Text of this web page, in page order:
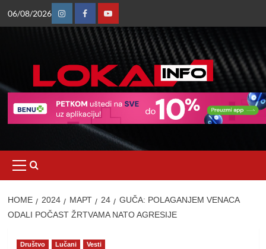
06/08/2026
InstagramFacebookYoutube
Menu
HOME 2024 МАРТ 24
GUČA: POLAGANJEM VENACA
ODALI POČAST ŽRTVAMA NATO AGRESIJE
Društvo Lučani Vesti